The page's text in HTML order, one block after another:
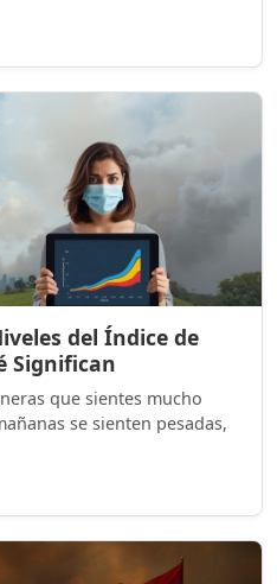
del Índice de
Significan
que sientes mucho
se sienten pesadas,